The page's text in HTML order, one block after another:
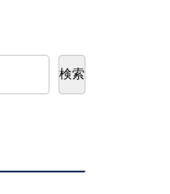
検索